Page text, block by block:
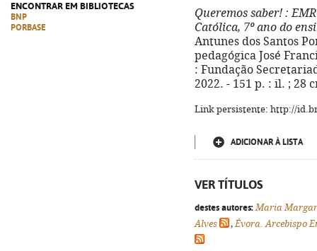
ENCONTRAR EM BIBLIOTECAS
BNP
PORBASE
Queremos saber! :
Católica, 7º ano do
Antunes dos Santos
pedagógica José
: Fundação
2022. - 151 p. : il. ; 28
Link persistente: http://
ADICIONAR À LISTA
VER TÍTULOS
destes autores: Maria
Alves
,Évora. Arcebispo